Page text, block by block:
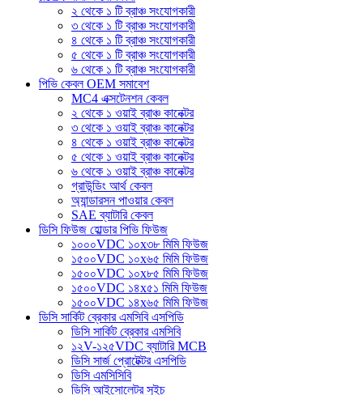
২ থেকে ১ টি ব্রাঞ্চ সংযোগকারী
৩ থেকে ১ টি ব্রাঞ্চ সংযোগকারী
৪ থেকে ১ টি ব্রাঞ্চ সংযোগকারী
৫ থেকে ১ টি ব্রাঞ্চ সংযোগকারী
৬ থেকে ১ টি ব্রাঞ্চ সংযোগকারী
পিভি কেবল OEM সমাবেশ
MC4 এক্সটেনশন কেবল
২ থেকে ১ ওয়াই ব্রাঞ্চ কানেক্টর
৩ থেকে ১ ওয়াই ব্রাঞ্চ কানেক্টর
৪ থেকে ১ ওয়াই ব্রাঞ্চ কানেক্টর
৫ থেকে ১ ওয়াই ব্রাঞ্চ কানেক্টর
৬ থেকে ১ ওয়াই ব্রাঞ্চ কানেক্টর
গ্রাউন্ডিং আর্থ কেবল
অ্যান্ডারসন পাওয়ার কেবল
SAE ব্যাটারি কেবল
ডিসি ফিউজ হোল্ডার পিভি ফিউজ
১০০০VDC ১০x৩৮ মিমি ফিউজ
১৫০০VDC ১০x৬৫ মিমি ফিউজ
১৫০০VDC ১০x৮৫ মিমি ফিউজ
১৫০০VDC ১৪x৫১ মিমি ফিউজ
১৫০০VDC ১৪x৬৫ মিমি ফিউজ
ডিসি সার্কিট ব্রেকার এমসিবি এসপিডি
ডিসি সার্কিট ব্রেকার এমসিবি
১২V-১২৫VDC ব্যাটারি MCB
ডিসি সার্জ প্রোটেক্টর এসপিডি
ডিসি এমসিসিবি
ডিসি আইসোলেটর সুইচ